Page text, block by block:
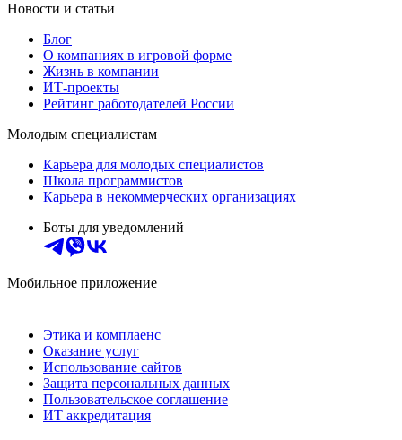
Новости и статьи
Блог
О компаниях в игровой форме
Жизнь в компании
ИТ-проекты
Рейтинг работодателей России
Молодым специалистам
Карьера для молодых специалистов
Школа программистов
Карьера в некоммерческих организациях
Боты для уведомлений
Мобильное приложение
Этика и комплаенс
Оказание услуг
Использование сайтов
Защита персональных данных
Пользовательское соглашение
ИТ аккредитация